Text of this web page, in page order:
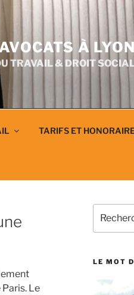
À
TRAVAIL & DROIT
TARIFS ET
Le
pour
LE MOT